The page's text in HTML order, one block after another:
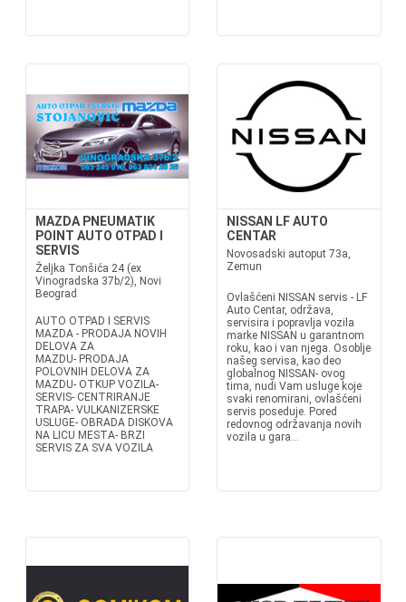
MAZDA PNEUMATIK
POINT AUTO OTPAD I
SERVIS
Željka Tonšića 24 (ex
Vinogradska 37b/2), Novi
Beograd
AUTO OTPAD I SERVIS
MAZDA - PRODAJA NOVIH
DELOVA ZA
MAZDU- PRODAJA
POLOVNIH DELOVA ZA
MAZDU- OTKUP VOZILA-
SERVIS- CENTRIRANJE
TRAPA- VULKANIZERSKE
USLUGE- OBRADA DISKOVA
NA LICU MESTA- BRZI
SERVIS ZA SVA VOZILA
NISSAN LF AUTO
CENTAR
Novosadski autoput 73a,
Zemun
Ovlašćeni NISSAN servis - LF
Auto Centar, održava,
servisira i popravlja vozila
marke NISSAN u garantnom
roku, kao i van njega. Osoblje
našeg servisa, kao deo
globalnog NISSAN- ovog
tima, nudi Vam usluge koje
svaki renomirani, ovlašćeni
servis poseduje. Pored
redovnog održavanja novih
vozila u gara...